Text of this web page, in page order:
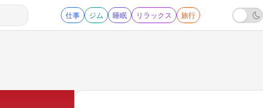
仕事 ジム 睡眠 リラックス 旅行